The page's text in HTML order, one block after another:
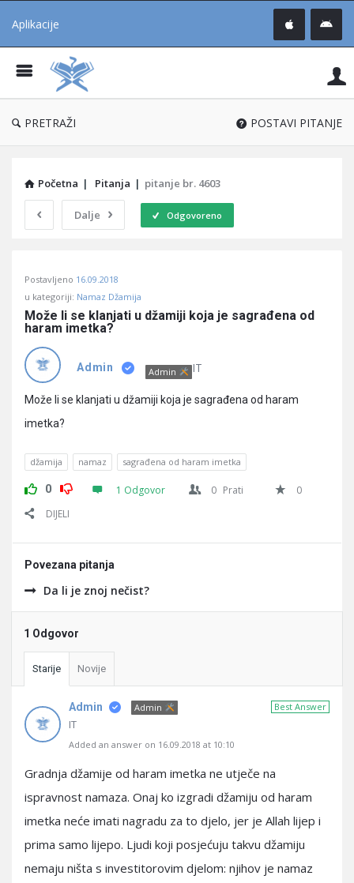
Aplikacije
®
PRETRAŽI POSTAVI PITANJE
Početna | Pitanja | pitanje br. 4603
Dalje Odgovoreno
Učene
Latest
Pitanja
Postavljeno 16.09.2018
u kategoriji: Namaz Džamija
Može li se klanjati u džamiji koja je sagrađena od
haram imetka?
Admin Admin IT
Može li se klanjati u džamiji koja je sagrađena od haram
imetka?
džamija namaz sagrađena od haram imetka
0 1 Odgovor 0 Prati
0
DIJELI
Povezana pitanja
Da li je znoj nečist?
1 Odgovor
Starije Novije
Best Answer
Admin Admin
IT
Added an answer on 16.09.2018 at 10:10
Gradnja džamije od haram imetka ne utječe na
ispravnost namaza. Onaj ko izgradi džamiju od haram
imetka neće imati nagradu za to djelo, jer je Allah lijep i
prima samo lijepo. Ljudi koji posjećuju takvu džamiju
nemaju ništa s investitorovim djelom: njihov je namaz